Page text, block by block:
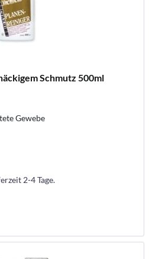
Schmutz 500ml
Gewebe
2-4 Tage.